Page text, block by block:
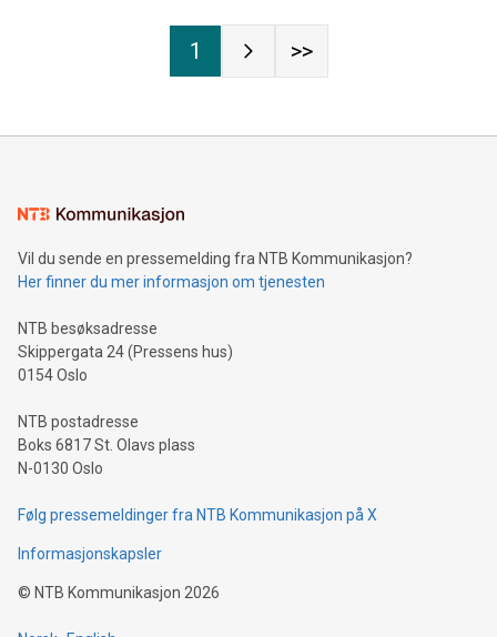
1 >>
Vil du sende en pressemelding fra NTB Kommunikasjon?
Her finner du mer informasjon om tjenesten
NTB besøksadresse
Skippergata 24 (Pressens hus)
0154 Oslo
NTB postadresse
Boks 6817 St. Olavs plass
N-0130 Oslo
Følg pressemeldinger fra NTB Kommunikasjon på X
Informasjonskapsler
© NTB Kommunikasjon 2026